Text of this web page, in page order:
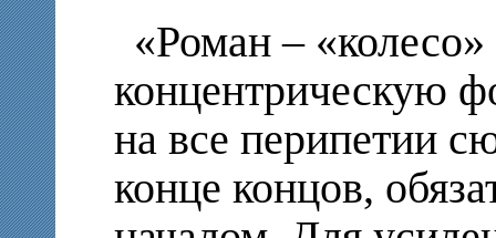
«Роман –
концентрическую
на все перипетии
конце концов,